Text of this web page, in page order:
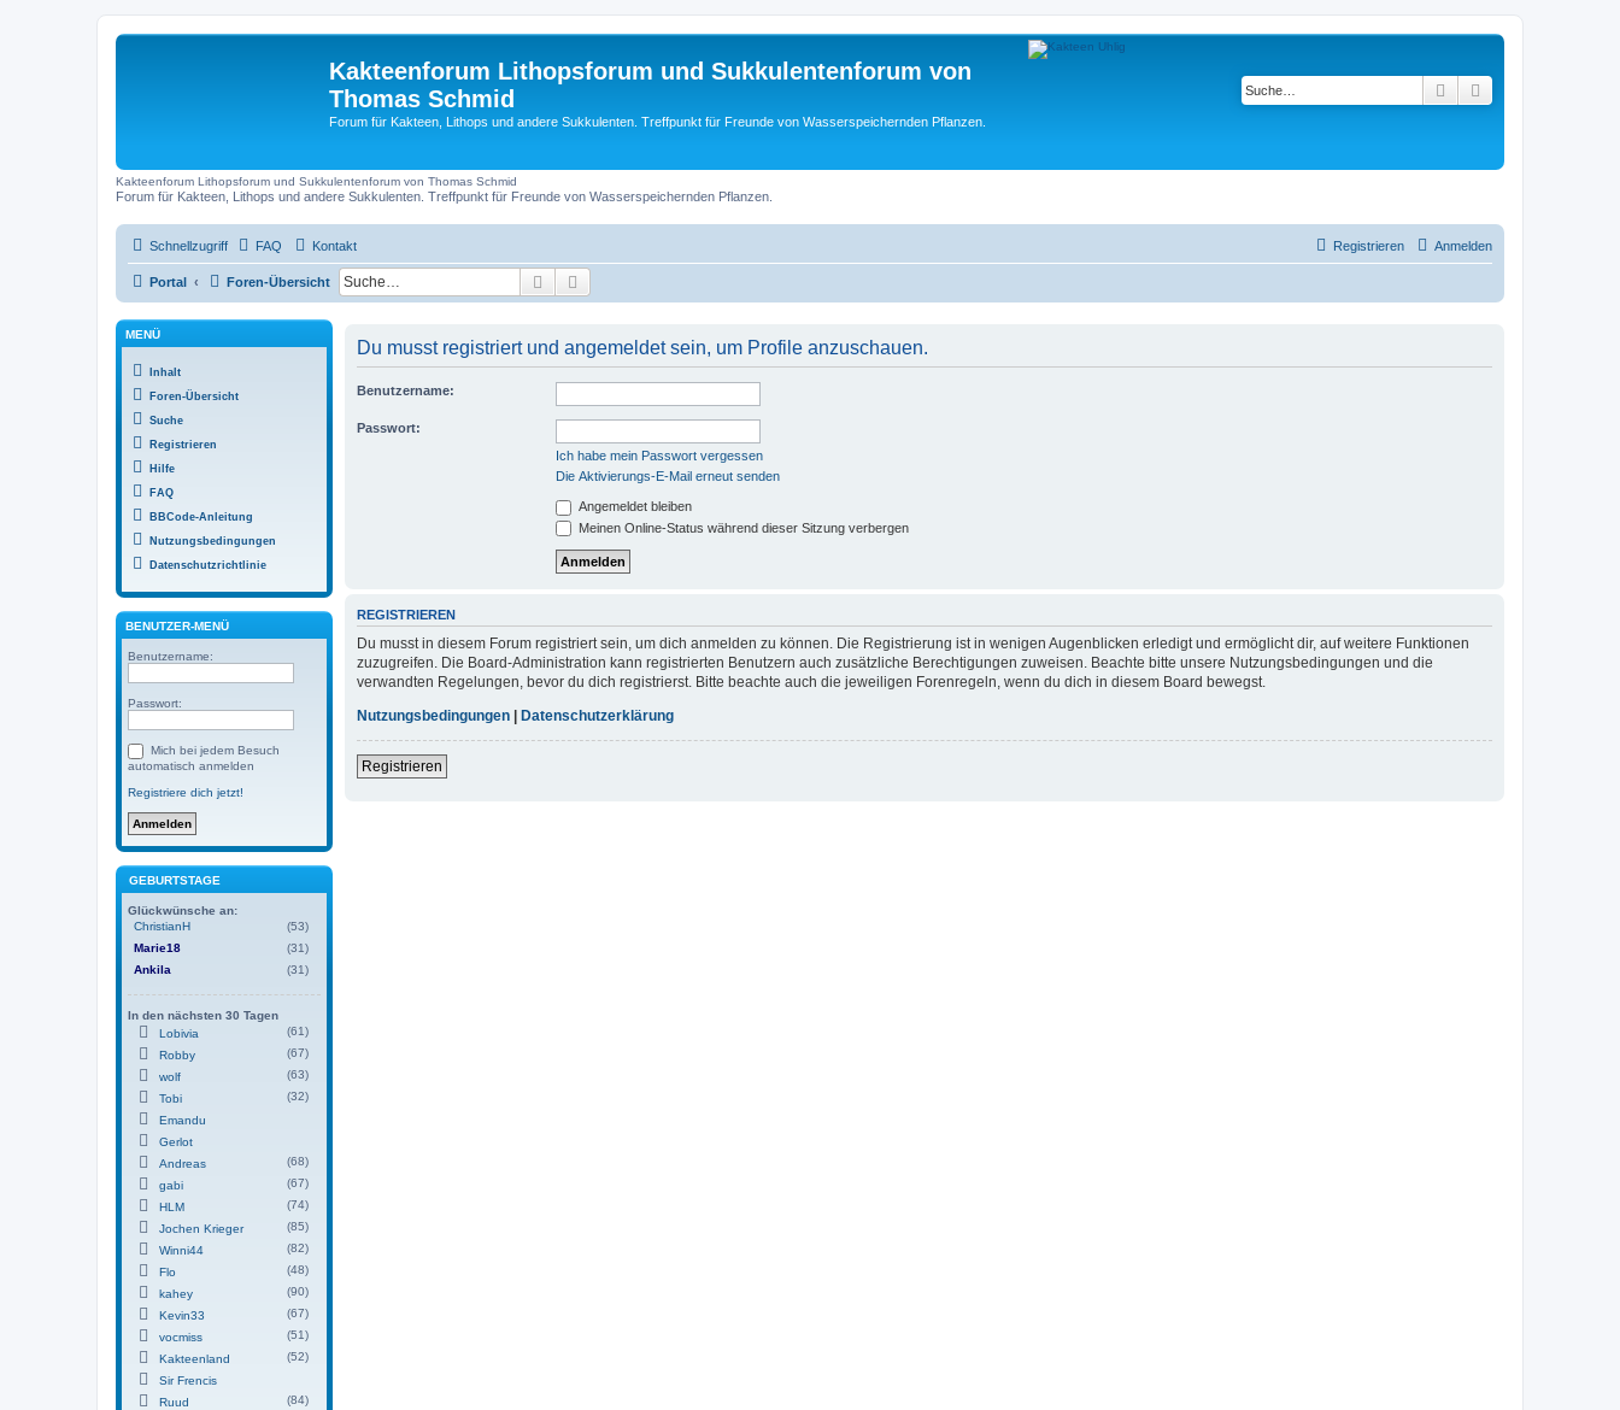
Kakteenforum Lithopsforum und Sukkulentenforum von
Thomas Schmid
Forum für Kakteen, Lithops und andere Sukkulenten. Treffpunkt für Freunde von Wasserspeichernden Pflanzen.
Suche
Kakteenforum Lithopsforum und Sukkulentenforum von Thomas Schmid
Forum für Kakteen, Lithops und andere Sukkulenten. Treffpunkt für Freunde von Wasserspeichernden Pflanzen.
Schnellzugriff FAQ Kontakt Anmelden
Registrieren
Portal Foren-Übersicht Suche
Du musst registriert und angemeldet sein, um Profile anzuschauen.
Benutzername:
Passwort:
Ich habe mein Passwort vergessen
Die Aktivierungs-E-Mail erneut senden
Angemeldet bleiben
Meinen Online-Status während dieser Sitzung verbergen
REGISTRIEREN
Du musst in diesem Forum registriert sein, um dich anmelden zu können. Die Registrierung ist in wenigen Augenblicken erledigt und ermöglicht dir, auf weitere Funktionen
zuzugreifen. Die Board-Administration kann registrierten Benutzern auch zusätzliche Berechtigungen zuweisen. Beachte bitte unsere Nutzungsbedingungen und die
verwandten Regelungen, bevor du dich registrierst. Bitte beachte auch die jeweiligen Forenregeln, wenn du dich in diesem Board bewegst.
Nutzungsbedingungen | Datenschutzerklärung
Registrieren
MENÜ
Inhalt
Foren-Übersicht
Suche
Registrieren
Hilfe
FAQ
BBCode-Anleitung
Nutzungsbedingungen
Datenschutzrichtlinie
BENUTZER-MENÜ
Benutzername:
Passwort:
Mich bei jedem Besuch
automatisch anmelden
Registriere dich jetzt!
GEBURTSTAGE
Glückwünsche an:
ChristianH
(53)
Marie18
(31)
Ankila
(31)
In den nächsten 30 Tagen
Lobivia
(61)
Robby
(67)
wolf
(63)
Tobi
(32)
Emandu
Gerlot
Andreas
(68)
gabi
(67)
HLM
(74)
Jochen Krieger
(85)
Winni44
(82)
Flo
(48)
kahey
(90)
Kevin33
(67)
vocmiss
(51)
Kakteenland
(52)
Sir Frencis
Ruud
(84)